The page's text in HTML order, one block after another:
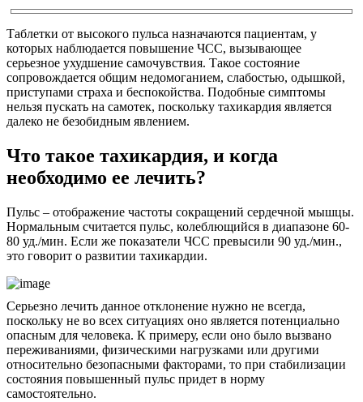
Таблетки от высокого пульса назначаются пациентам, у
которых наблюдается повышение ЧСС, вызывающее
серьезное ухудшение самочувствия. Такое состояние
сопровождается общим недомоганием, слабостью, одышкой,
приступами страха и беспокойства. Подобные симптомы
нельзя пускать на самотек, поскольку тахикардия является
далеко не безобидным явлением.
Что такое тахикардия, и когда
необходимо ее лечить?
Пульс – отображение частоты сокращений сердечной мышцы.
Нормальным считается пульс, колеблющийся в диапазоне 60-
80 уд./мин. Если же показатели ЧСС превысили 90 уд./мин.,
это говорит о развитии тахикардии.
Серьезно лечить данное отклонение нужно не всегда,
поскольку не во всех ситуациях оно является потенциально
опасным для человека. К примеру, если оно было вызвано
переживаниями, физическими нагрузками или другими
относительно безопасными факторами, то при стабилизации
состояния повышенный пульс придет в норму
самостоятельно.